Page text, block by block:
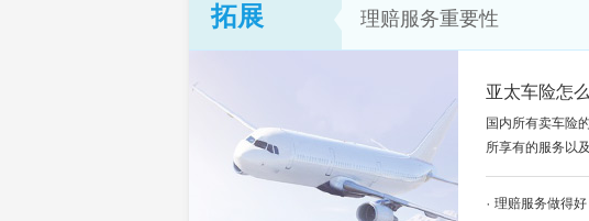
拓展 理赔服务重要性
亚太车险怎
国内所有卖车险
所享有的服务以
理赔服务做得